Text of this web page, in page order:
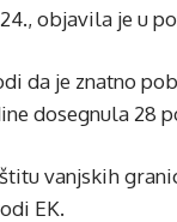
objavila je u
da je znatno
dosegnula 28
vanjskih
EK.